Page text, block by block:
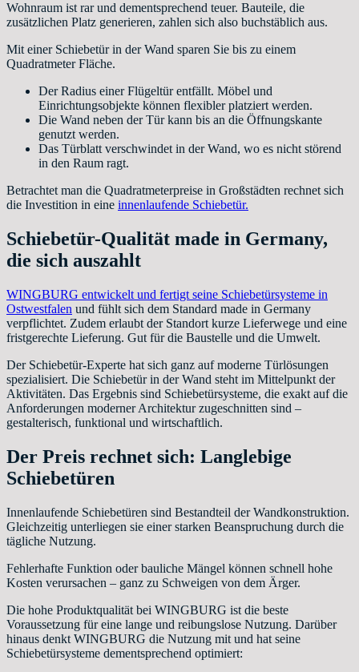
Wohnraum ist rar und dementsprechend teuer. Bauteile, die
zusätzlichen Platz generieren, zahlen sich also buchstäblich aus.
Mit einer Schiebetür in der Wand sparen Sie bis zu einem
Quadratmeter Fläche.
Der Radius einer Flügeltür entfällt. Möbel und
Einrichtungsobjekte können flexibler platziert werden.
Die Wand neben der Tür kann bis an die Öffnungskante
genutzt werden.
Das Türblatt verschwindet in der Wand, wo es nicht störend
in den Raum ragt.
Betrachtet man die Quadratmeterpreise in Großstädten rechnet sich
die Investition in eine innenlaufende Schiebetür.
Schiebetür-Qualität made in Germany,
die sich auszahlt
WINGBURG entwickelt und fertigt seine Schiebetürsysteme in
Ostwestfalen und fühlt sich dem Standard made in Germany
verpflichtet. Zudem erlaubt der Standort kurze Lieferwege und eine
fristgerechte Lieferung. Gut für die Baustelle und die Umwelt.
Der Schiebetür-Experte hat sich ganz auf moderne Türlösungen
spezialisiert. Die Schiebetür in der Wand steht im Mittelpunkt der
Aktivitäten. Das Ergebnis sind Schiebetürsysteme, die exakt auf die
Anforderungen moderner Architektur zugeschnitten sind –
gestalterisch, funktional und wirtschaftlich.
Der Preis rechnet sich: Langlebige
Schiebetüren
Innenlaufende Schiebetüren sind Bestandteil der Wandkonstruktion.
Gleichzeitig unterliegen sie einer starken Beanspruchung durch die
tägliche Nutzung.
Fehlerhafte Funktion oder bauliche Mängel können schnell hohe
Kosten verursachen – ganz zu Schweigen von dem Ärger.
Die hohe Produktqualität bei WINGBURG ist die beste
Voraussetzung für eine lange und reibungslose Nutzung. Darüber
hinaus denkt WINGBURG die Nutzung mit und hat seine
Schiebetürsysteme dementsprechend optimiert: